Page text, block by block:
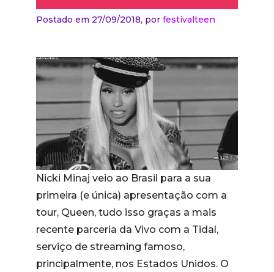
Postado em 27/09/2018, por festivalteen
Nicki Minaj veio ao Brasil para a sua
primeira (e única) apresentação com a
tour, Queen, tudo isso graças a mais
recente parceria da Vivo com a Tidal,
serviço de streaming famoso,
principalmente, nos Estados Unidos. O